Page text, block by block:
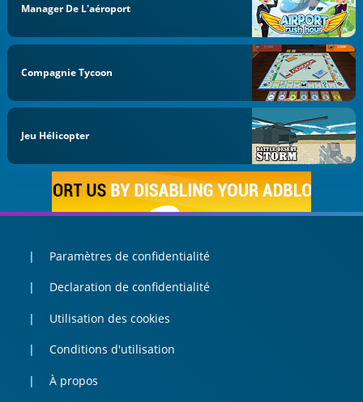
Manager De L'aéroport
Compagnie Tycoon
Jeu Hélicopter
Paramètres de confidentialité
Declaration de confidentialité
Utilisation des cookies
Conditions d'utilisation
À propos